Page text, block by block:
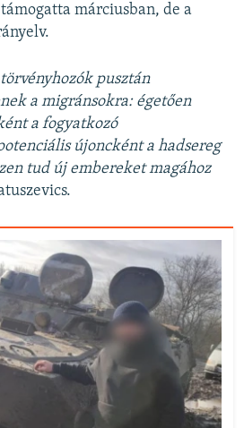
márciusban, de a
törvényhozók pusztán
a migránsokra: égetően
a fogyatkozó
újoncként a hadsereg
tud új embereket magához